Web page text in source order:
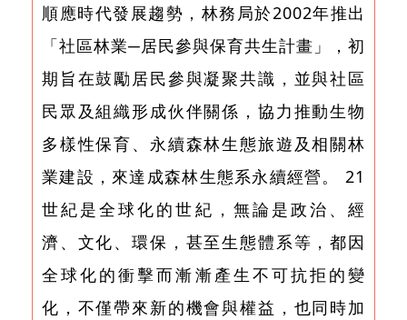
順應時代發展趨勢，林務局於2002年推出
「社區林業─居民參與保育共生計畫」，初
期旨在鼓勵居民參與凝聚共識，並與社區
民眾及組織形成伙伴關係，協力推動生物
多樣性保育、永續森林生態旅遊及相關林
業建設，來達成森林生態系永續經營。 21
世紀是全球化的世紀，無論是政治、經
濟、文化、環保，甚至生態體系等，都因
全球化的衝擊而漸漸產生不可抗拒的變
化，不僅帶來新的機會與權益，也同時加